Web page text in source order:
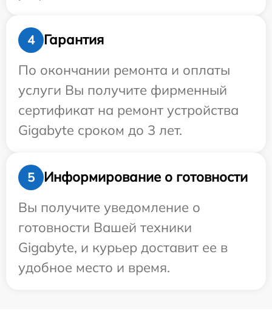
4
Гарантия
По окончании ремонта и оплаты
услуги Вы получите фирменный
сертификат на ремонт устройства
Gigabyte сроком до 3 лет.
5
Информирование о готовности
Вы получите уведомление о
готовности Вашей техники
Gigabyte, и курьер доставит ее в
удобное место и время.